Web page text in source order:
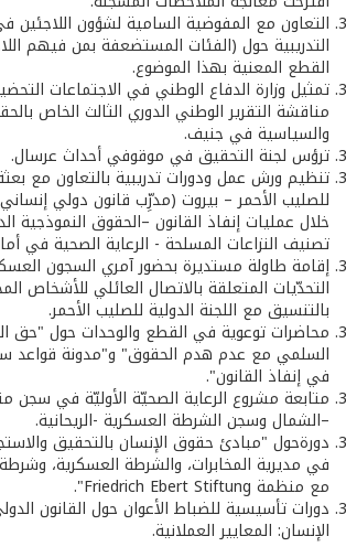
التعاون مع المفوضية السامية لشؤون اللاجئين
التدريبية حول (الفئات المستضعفة بمن فيهم
القطع المعنية بهذا الموضوع.
تمثيل وزارة الدفاع الوطني في الاجتماعات
مناقشة التقرير الوطني الدوري الثالث الخاص
والسياسية في جنيف.
ترؤس لجنة التحقيق في موقوفي أحداث عرسال.
تنظيم ورش عمل ودورات تدريبية بالتعاون مع بعثة
للصليب الأحمر – بيروت (مدرِّب قانون دولي
خلال عمليات إنفاذ القانون –الحقوق النموذجية
تصنيف النزاعات المسلحة - الرعاية الصحية في
إقامة طاولة مستديرة بحضور آمري السجون
التحدّيات المتعلقة بالاتصال العائلي للأشخاص
بالتنسيق مع اللجنة الدولية للصليب الأحمر.
محاضرات توعوية في القطع والوحدات حول "حق
السلمي مع عدم هدم الحقوق" و"مدونة قواعد
في إنفاذ القانون".
متابعة مشروع الرعاية الصحيّة الأوليّة في سجن
–الشمال وسجن الشرطة العسكرية -الريحانية.
دورةحول "مبادئ حقوق الإنسان بالتحقيق
في مديرية المخابرات، والشرطة العسكرية،
مع منظمة Friedrich Ebert Stiftung".
دورات تأسيسية للضباط الأعوان حول القانون
الإنسان: المعايير العملانية.